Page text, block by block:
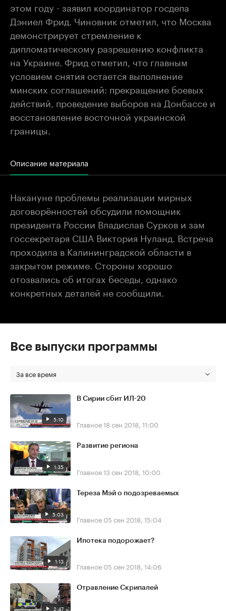
этом году - заявил координатор госдепа
Дэниел Фрид. Чиновник отметил, что Москва
демонстрирует стремление к
дипломатическому разрешению конфликта
на Украине. Фрид отметил, что главным
условием снятия остается выполнение
минских соглашений: прекращение боевых
действий, проведение выборов на Донбассе и
восстановление восточной украинской
границы.
Описание материала
Накануне проблемы реализации мирных
договорённостей обсудили помощник
президента России Владислав Сурков и зам
госсекретаря США Виктория Нуланд. Встреча
проходила в Калининградской области в
закрытом режиме. Стороны хорошо
отозвались об итогах беседы, однако
конкретных деталей не сообщили.
Все выпуски программы
За все время
5:10
В Сирии сбит ИЛ-20
Главное18 сен 2018, 11:00
1:35
Развитие региона
Главное13 сен 2018, 10:00
5:03
Тереза Мэй о подозреваемых
Главное 05 сен 2018, 15:04
1:13
Ипотека подорожает?
Главное 05 сен 2018, 14:06
2:47
Отравление Скрипалей